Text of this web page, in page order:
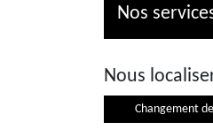
Nos
Nous
Changement